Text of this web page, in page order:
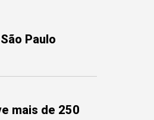
Paulo
mais de 250